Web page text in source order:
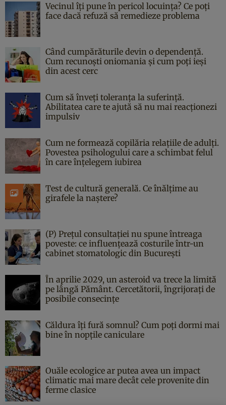
Vecinul îți pune în pericol locuința? Ce poți
face dacă refuză să remedieze problema
Când cumpărăturile devin o dependență.
Cum recunoști oniomania și cum poți ieși
din acest cerc
Cum să înveți toleranța la suferință.
Abilitatea care te ajută să nu mai reacționezi
impulsiv
Cum ne formează copilăria relațiile de adulți.
Povestea psihologului care a schimbat felul
în care înțelegem iubirea
Test de cultură generală. Ce înălțime au
girafele la naștere?
(P) Prețul consultației nu spune întreaga
poveste: ce influențează costurile într-un
cabinet stomatologic din București
În aprilie 2029, un asteroid va trece la limită
pe lângă Pământ. Cercetătorii, îngrijorați de
posibile consecințe
Căldura îți fură somnul? Cum poți dormi mai
bine în nopțile caniculare
Ouăle ecologice ar putea avea un impact
climatic mai mare decât cele provenite din
ferme clasice